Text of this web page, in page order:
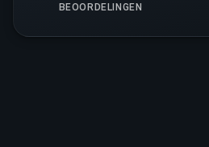
BEOORDELINGEN